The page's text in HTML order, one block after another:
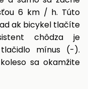
6 km / h. Túto
ak bicykel tlačíte
chôdza je
mínus (-).
sa okamžite